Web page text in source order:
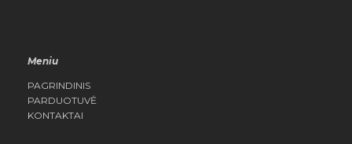
Meniu
PAGRINDINIS
PARDUOTUVĖ
KONTAKTAI